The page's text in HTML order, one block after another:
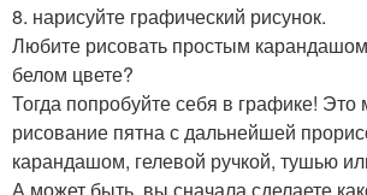
8. нарисуйте графический рисунок.
Любите рисовать простым
белом цвете?
Тогда попробуйте себя в графике! Это
рисование пятна с дальнейшей
карандашом, гелевой ручкой, тушью
А может быть, вы сначала сделаете